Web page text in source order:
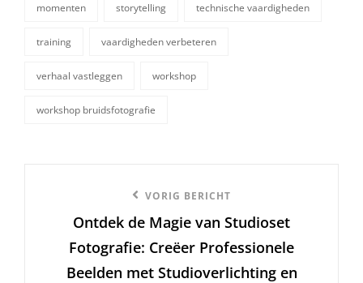
momenten storytelling technische vaardigheden
training vaardigheden verbeteren
verhaal vastleggen workshop
workshop bruidsfotografie
bericht
VORIG BERICHT
Ontdek de Magie van Studioset
Fotografie: Creëer Professionele
Beelden met Studioverlichting en